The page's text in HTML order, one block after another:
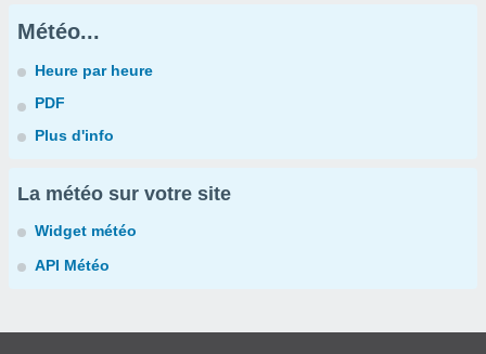
Météo...
Heure par heure
PDF
Plus d'info
La météo sur votre site
Widget météo
API Météo